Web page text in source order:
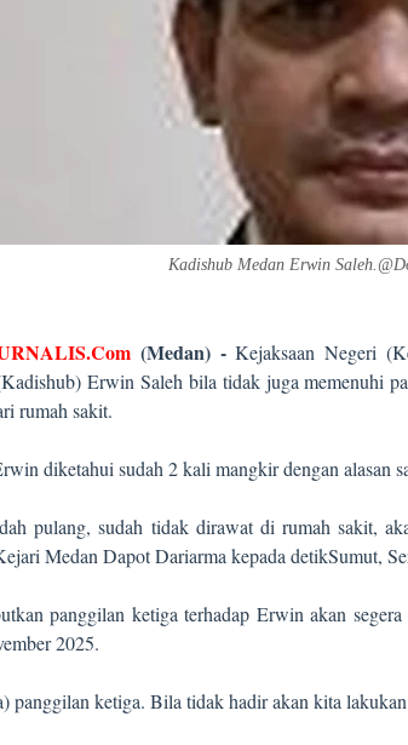
Kadishub Medan Erwin Saleh.@D
(Medan)- Kejaksaan Negeri
Erwin Saleh bila tidak juga memenuhi
rumah sakit.
diketahui sudah 2 kali mangkir dengan alasan
pulang, sudah tidak dirawat di rumah sakit,
Medan Dapot Dariarma kepada detikSumut,
panggilan ketiga terhadap Erwin akan
2025.
panggilan ketiga. Bila tidak hadir akan kita